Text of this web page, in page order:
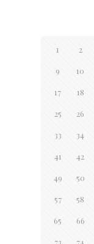
1 2
9 10
17 18
25 26
33 34
41 42
49 50
57 58
65 66
73 74